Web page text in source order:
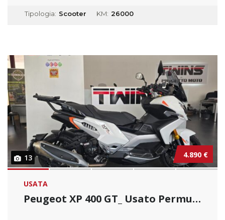
Tipologia: Scooter KM: 26000
13 4.890 €
USATA
Peugeot XP 400 GT_ Usato Permutabile